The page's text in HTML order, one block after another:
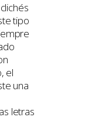
tipo
el
una
letras